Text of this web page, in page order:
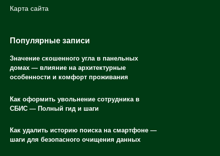
Карта сайта
Популярные записи
Значение скошенного угла в панельных
домах — влияние на архитектурные
особенности и комфорт проживания
Как оформить увольнение сотрудника в
СБИС — Полный гид и шаги
Как удалить историю поиска на смартфоне —
шаги для безопасного очищения данных